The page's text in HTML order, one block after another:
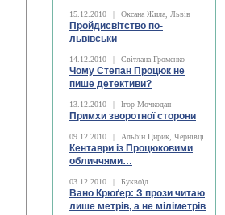
15.12.2010 | Оксана Жила, Львів
Пройдисвітство по-
львівськи
14.12.2010 | Світлана Громенко
Чому Степан Процюк не
пише детективи?
13.12.2010 | Ігор Мочкодан
Примхи зворотної сторони
09.12.2010 | Альбін Цирик, Чернівці
Кентаври із Процюковими
обличчями…
03.12.2010 | Буквоїд
Вано Крюґер: З прози читаю
лише метрів, а не міліметрів